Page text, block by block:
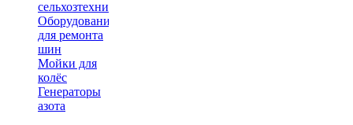
сельхозтехники
Оборудование
для ремонта
шин
Мойки для
колёс
Генераторы
азота